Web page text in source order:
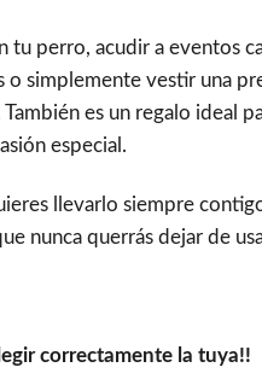
tu perro, acudir a eventos
o simplemente vestir una
es un regalo ideal
especial.
llevarlo siempre
nunca querrás dejar de
correctamente la tuya!!